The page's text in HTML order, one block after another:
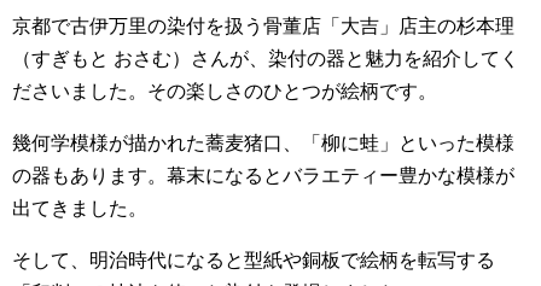
京都で古伊万里の染付を扱う骨董店「大吉」店主の杉本理
（すぎもと おさむ）さんが、染付の器と魅力を紹介してく
ださいました。その楽しさのひとつが絵柄です。
幾何学模様が描かれた蕎麦猪口、「柳に蛙」といった模様
の器もあります。幕末になるとバラエティー豊かな模様が
出てきました。
そして、明治時代になると型紙や銅板で絵柄を転写する